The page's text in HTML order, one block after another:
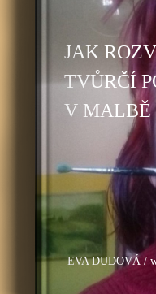
JAK
TVŮRČÍ
V MALBĚ
EVA DUDOVÁ /